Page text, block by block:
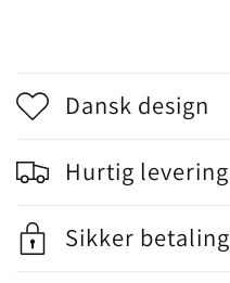
n
h
o
l
Dansk design
Hurtig levering
Sikker betaling